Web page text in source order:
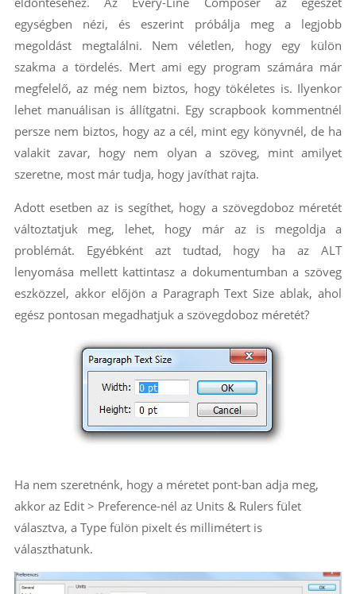
egységben nézi, és eszerint próbálja meg a legjobb
megoldást megtalálni. Nem véletlen, hogy egy külön
szakma a tördelés. Mert ami egy program számára már
megfelelő, az még nem biztos, hogy tökéletes is. Ilyenkor
lehet manuálisan is állítgatni. Egy scrapbook kommentnél
persze nem biztos, hogy az a cél, mint egy könyvnél, de ha
valakit zavar, hogy nem olyan a szöveg, mint amilyet
szeretne, most már tudja, hogy javíthat rajta.
Adott esetben az is segíthet, hogy a szövegdoboz méretét
változtatjuk meg, lehet, hogy már az is megoldja a
problémát. Egyébként azt tudtad, hogy ha az ALT
lenyomása mellett kattintasz a dokumentumban a szöveg
eszközzel, akkor előjön a Paragraph Text Size ablak, ahol
egész pontosan megadhatjuk a szövegdoboz méretét?
Ha nem szeretnénk, hogy a méretet pont-ban adja meg,
akkor az Edit > Preference-nél az Units & Rulers fület
választva, a Type fülön pixelt és millimétert is
választhatunk.